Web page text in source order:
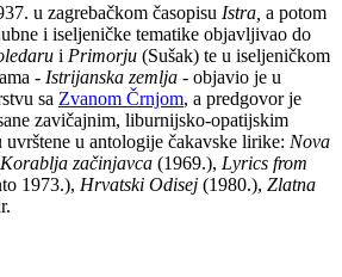
u zagrebačkom časopisu Istra, a potom
i iseljeničke tematike objavljivao do
i Primorju (Sušak) te u iseljeničkom
- Istrijanska zemlja - objavio je u
sa Zvanom Črnjom, a predgovor je
zavičajnim, liburnijsko-opatijskim
uvrštene u antologije čakavske lirike: Nova
Korablja začinjavca (1969.), Lyrics from
1973.), Hrvatski Odisej (1980.), Zlatna